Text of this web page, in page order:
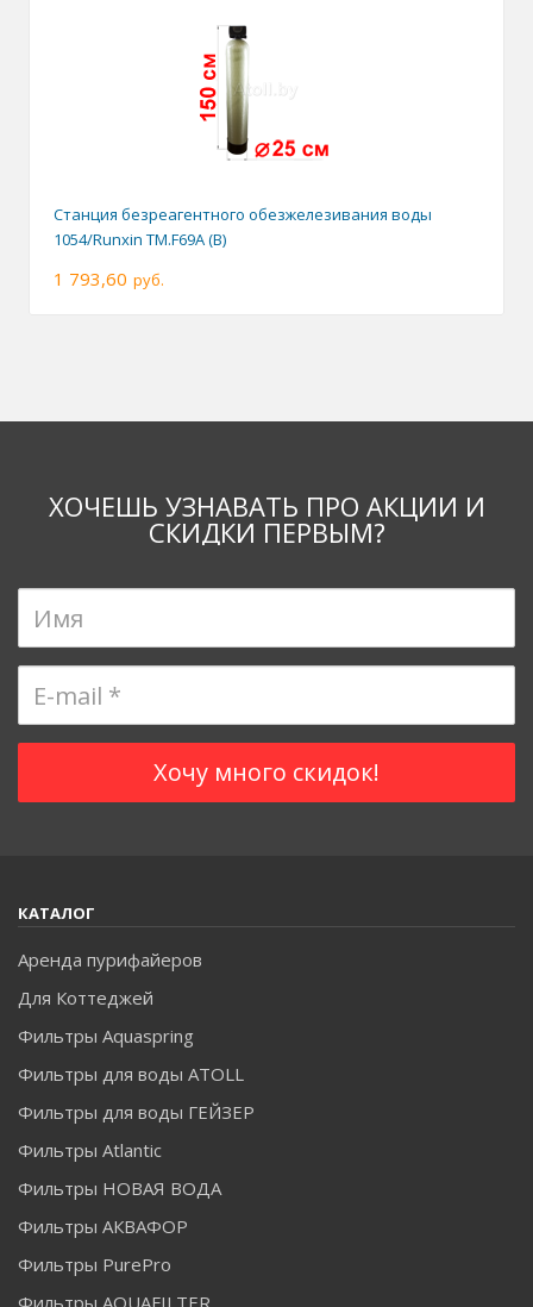
Станция безреагентного обезжелезивания воды
1054/Runxin TM.F69A (B)
1 793,60 руб.
ХОЧЕШЬ УЗНАВАТЬ ПРО АКЦИИ И
СКИДКИ ПЕРВЫМ?
КАТАЛОГ
Аренда пурифайеров
Для Коттеджей
Фильтры Aquaspring
Фильтры для воды ATOLL
Фильтры для воды ГЕЙЗЕР
Фильтры Atlantic
Фильтры НОВАЯ ВОДА
Фильтры АКВАФОР
Фильтры PurePro
Фильтры AQUAFILTER